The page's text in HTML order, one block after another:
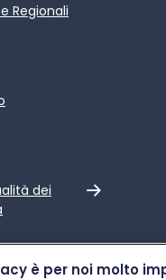
Regionali
dei
è per noi molto